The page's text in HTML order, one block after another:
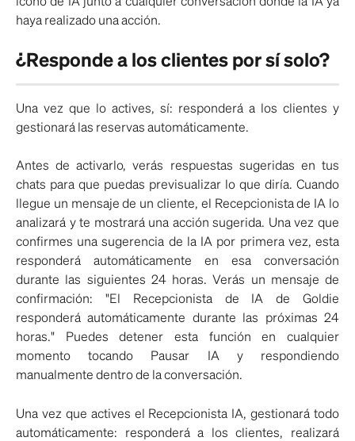
haya realizado una acción.
¿Responde a los clientes por sí solo?
Una vez que lo actives, sí: responderá a los clientes y
gestionará las reservas automáticamente.
Antes de activarlo, verás respuestas sugeridas en tus
chats para que puedas previsualizar lo que diría. Cuando
llegue un mensaje de un cliente, el Recepcionista de IA lo
analizará y te mostrará una acción sugerida. Una vez que
confirmes una sugerencia de la IA por primera vez, esta
responderá automáticamente en esa conversación
durante las siguientes 24 horas. Verás un mensaje de
confirmación: "El Recepcionista de IA de Goldie
responderá automáticamente durante las próximas 24
horas." Puedes detener esta función en cualquier
momento tocando Pausar IA y respondiendo
manualmente dentro de la conversación.
Una vez que actives el Recepcionista IA, gestionará todo
automáticamente: responderá a los clientes, realizará